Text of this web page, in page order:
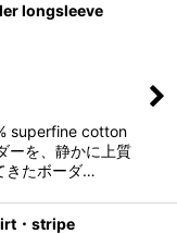
longsleeve
superfine cotton
ーを、静かに上質
きたボーダ…
・stripe